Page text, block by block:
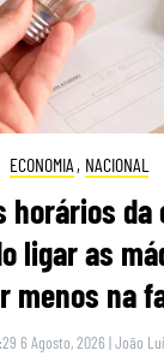
ECONOMIA , NACIONAL
horários
ligar as
menos na
6 Agosto, 2026 |João